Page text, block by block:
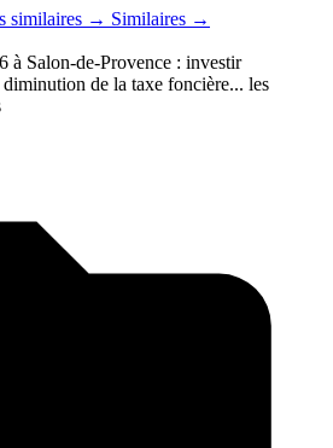
similaires → Similaires →